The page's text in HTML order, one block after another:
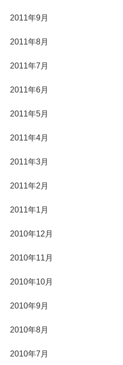
2011年9月
2011年8月
2011年7月
2011年6月
2011年5月
2011年4月
2011年3月
2011年2月
2011年1月
2010年12月
2010年11月
2010年10月
2010年9月
2010年8月
2010年7月